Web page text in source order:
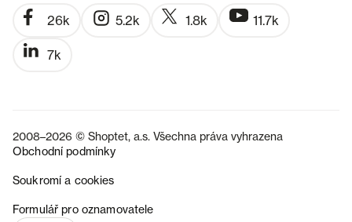
26k 5.2k 1.8k 11.7k
7k
2008–2026 © Shoptet, a.s. Všechna práva vyhrazena
Obchodní podmínky
Soukromí a cookies
Formulář pro oznamovatele